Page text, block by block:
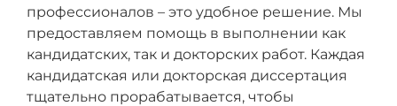
профессионалов – это удобное решение. Мы
предоставляем помощь в выполнении как
кандидатских, так и докторских работ. Каждая
кандидатская или докторская диссертация
тщательно прорабатывается, чтобы